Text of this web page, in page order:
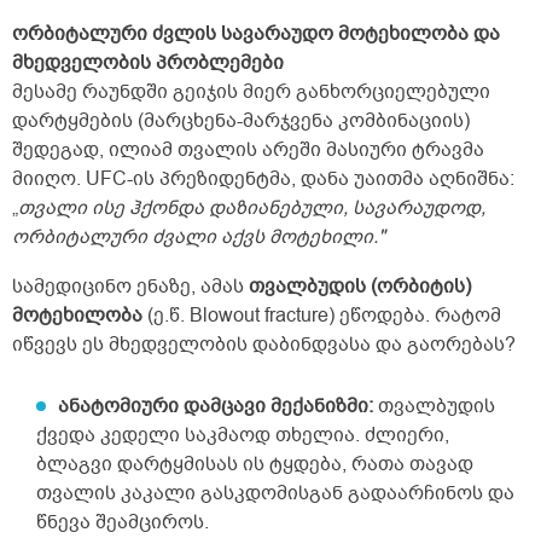
ორბიტალური ძვლის სავარაუდო მოტეხილობა და
მხედველობის პრობლემები
მესამე რაუნდში გეიჯის მიერ განხორციელებული
დარტყმების (მარცხენა-მარჯვენა კომბინაციის)
შედეგად, ილიამ თვალის არეში მასიური ტრავმა
მიიღო. UFC-ის პრეზიდენტმა, დანა უაითმა აღნიშნა:
„თვალი ისე ჰქონდა დაზიანებული, სავარაუდოდ,
ორბიტალური ძვალი აქვს მოტეხილი."
სამედიცინო ენაზე, ამასთვალბუდის (ორბიტის)
მოტეხილობა (ე.წ. Blowout fracture) ეწოდება. რატომ
იწვევს ეს მხედველობის დაბინდვასა და გაორებას?
ანატომიური დამცავი მექანიზმი:თვალბუდის
ქვედა კედელი საკმაოდ თხელია. ძლიერი,
ბლაგვი დარტყმისას ის ტყდება, რათა თავად
თვალის კაკალი გასკდომისგან გადაარჩინოს და
წნევა შეამციროს.